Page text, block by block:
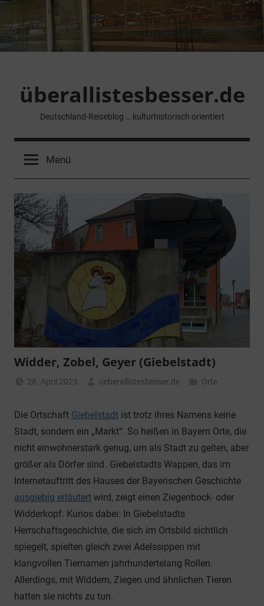
Zum
Inhalt
springen
überallistesbesser.de
Deutschland-Reiseblog … kulturhistorisch orientiert
Menü
Widder, Zobel, Geyer (Giebelstadt)
28. April 2023 ueberallistesbesser.de Orte
Die Ortschaft Giebelstadt ist trotz ihres Namens keine
Stadt, sondern ein „Markt“. So heißen in Bayern Orte, die
nicht einwohnerstark genug, um als Stadt zu gelten, aber
größer als Dörfer sind. Giebelstadts Wappen, das im
Internetauftritt des Hauses der Bayerischen Geschichte
ausgiebig erläutert wird, zeigt einen Ziegenbock- oder
Widderkopf. Kurios dabei: In Giebelstadts
Herrschaftsgeschichte, die sich im Ortsbild sichtlich
spiegelt, spielten gleich zwei Adelssippen mit
klangvollen Tiernamen jahrhundertelang Rollen.
Allerdings, mit Widdern, Ziegen und ähnlichen Tieren
hatten sie nichts zu tun.